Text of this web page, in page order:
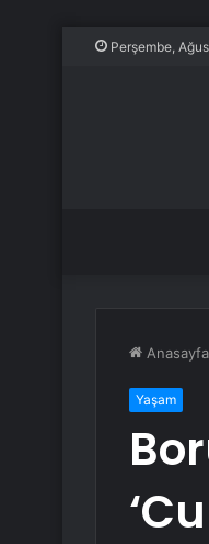
Perşembe,
Anasayfa
Yaşam